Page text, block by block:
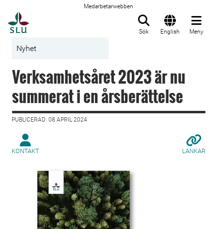
Medarbetarwebben
Sök English Meny
Nyhet
Verksamhetsåret 2023 är nu
summerat i en årsberättelse
PUBLICERAD: 08 APRIL 2024
KONTAKT LÄNKAR